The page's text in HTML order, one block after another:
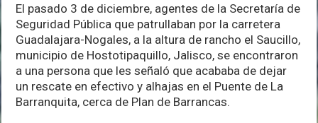
El pasado 3 de diciembre, agentes de la Secretaría de
Seguridad Pública que patrullaban por la carretera
Guadalajara-Nogales, a la altura de rancho el Saucillo,
municipio de Hostotipaquillo, Jalisco, se encontraron
a una persona que les señaló que acababa de dejar
un rescate en efectivo y alhajas en el Puente de La
Barranquita, cerca de Plan de Barrancas.